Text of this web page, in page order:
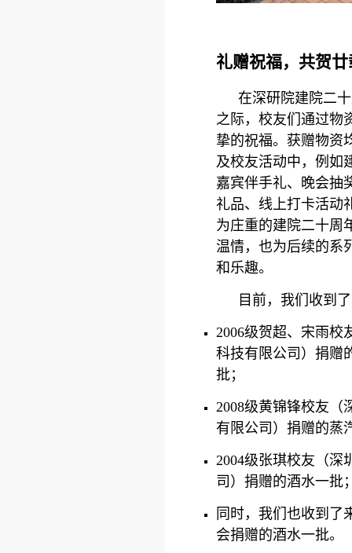
礼赠祝福，共贺廿
在深研院建院二
之际，校友们通过物
挚的祝福。获赠物资
及校友活动中，例如
嘉宾伴手礼、晚会抽
礼品、线上打卡活动
为庄重的建院二十周
温情，也为后续的系
和乐趣。
目前，我们收到
2006级贺超、宋雨校
科技有限公司）捐赠
批；
2008级黄锦锋校友（
有限公司）捐赠的蒸
2004级张琪校友（深
司）捐赠的酒水一批
同时，我们也收到了
会捐赠的酒水一批。